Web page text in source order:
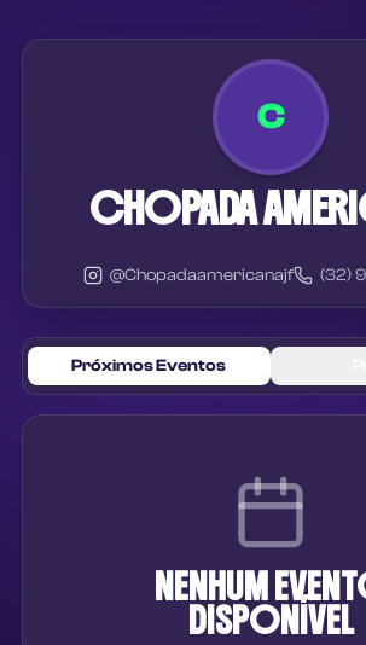
C
CHOPADA
@Chopadaamericanajf (32)
Próximos Eventos
NENHUM
DISPONÍVEL